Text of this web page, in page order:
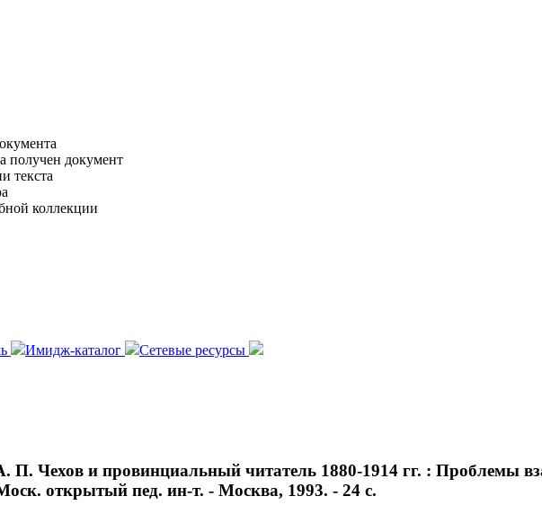
получен документ
текста
коллекции
Имидж-каталог
Сетевые ресурсы
Чехов и провинциальный читатель 1880-1914 гг. : Проблемы
открытый пед. ин-т. - Москва, 1993. - 24 с.